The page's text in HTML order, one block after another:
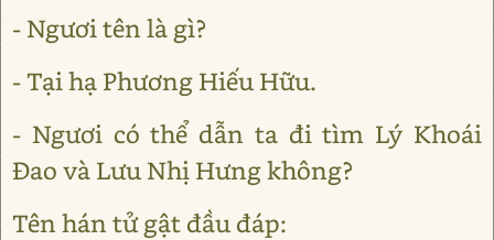
- Ngươi tên là gì?
- Tại hạ Phương Hiếu Hữu.
- Ngươi có thể dẫn ta đi tìm Lý Khoái
Đao và Lưu Nhị Hưng không?
Tên hán tử gật đầu đáp: